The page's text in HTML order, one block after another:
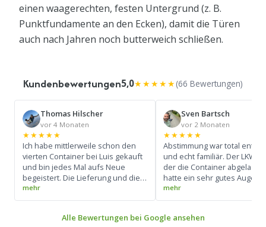
einen waagerechten, festen Untergrund (z. B.
Punktfundamente an den Ecken), damit die Türen
auch nach Jahren noch butterweich schließen.
Kundenbewertungen5,0★★★★★(66 Bewertungen)
Thomas Hilscher
vor 4 Monaten
★★★★★
Ich habe mittlerweile schon den
vierten Container bei Luis gekauft
und bin jedes Mal aufs Neue
begeistert. Die Lieferung und die
gesamte Abwicklung verlaufen
absolut reibungslos und super
den Fahrer: Er beherrscht sein
Sven Bartsch
vor 2 Monaten
★★★★★
Abstimmung war total
und echt familiär. Der LKW-
der die Container
hatte ein sehr gutes Auge
konnte den LKW super
(Siehe Foto) Ich werde mir
wieder drauf zurück
Alle Bewertungen bei Google ansehen